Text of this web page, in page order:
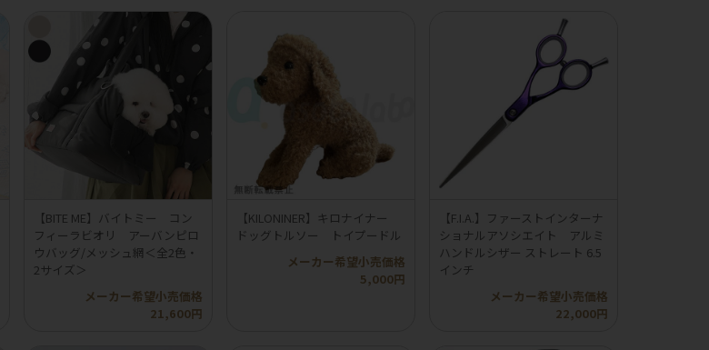
【BITE ME】バイトミー コン
フィーラビオリ アーバンピロ
ウバッグ/メッシュ網＜全2色・
2サイズ＞
メーカー希望小売価格
21,600円
【KILONINER】キロナイナー
ドッグトルソー トイプードル
メーカー希望小売価格
5,000円
【F.I.A.】ファーストインターナ
ショナルアソシエイト アルミ
ハンドルシザー ストレート 6.5
インチ
メーカー希望小売価格
22,000円